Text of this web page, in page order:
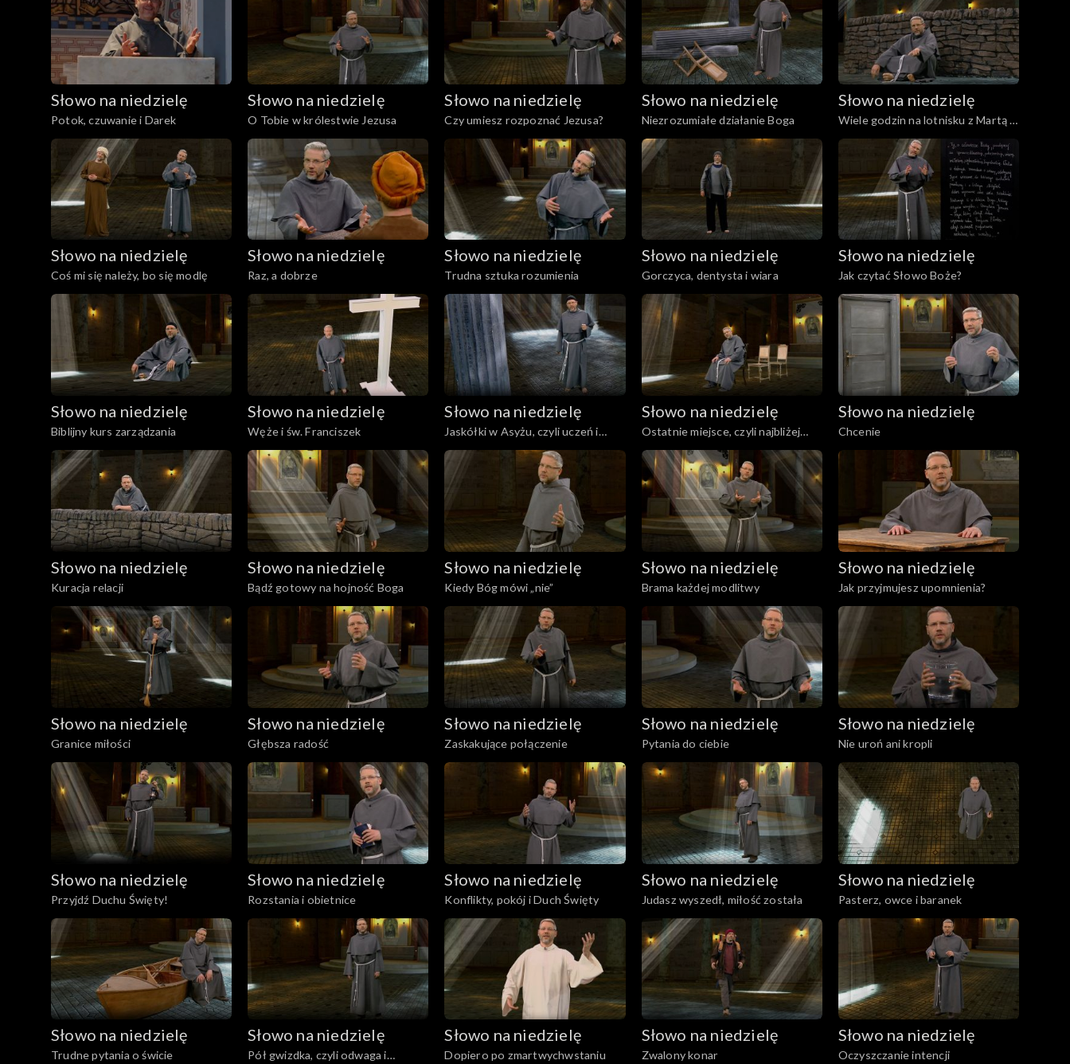
Słowo na niedzielę
Potok, czuwanie i Darek
Słowo na niedzielę
O Tobie w królestwie Jezusa
Słowo na niedzielę
Czy umiesz rozpoznać Jezusa?
Słowo na niedzielę
Niezrozumiałe działanie Boga
Słowo na niedzielę
Wiele godzin na lotnisku z Martą i
Marią
Słowo na niedzielę
Coś mi się należy, bo się modlę
Słowo na niedzielę
Raz, a dobrze
Słowo na niedzielę
Trudna sztuka rozumienia
Słowo na niedzielę
Gorczyca, dentysta i wiara
Słowo na niedzielę
Jak czytać Słowo Boże?
Słowo na niedzielę
Biblijny kurs zarządzania
Słowo na niedzielę
Węże i św. Franciszek
Słowo na niedzielę
Jaskółki w Asyżu, czyli uczeń i
krzyż
Słowo na niedzielę
Ostatnie miejsce, czyli najbliżej
Niego
Słowo na niedzielę
Chcenie
Słowo na niedzielę
Kuracja relacji
Słowo na niedzielę
Bądź gotowy na hojność Boga
Słowo na niedzielę
Kiedy Bóg mówi „nie”
Słowo na niedzielę
Brama każdej modlitwy
Słowo na niedzielę
Jak przyjmujesz upomnienia?
Słowo na niedzielę
Granice miłości
Słowo na niedzielę
Głębsza radość
Słowo na niedzielę
Zaskakujące połączenie
Słowo na niedzielę
Pytania do ciebie
Słowo na niedzielę
Nie uroń ani kropli
Słowo na niedzielę
Przyjdź Duchu Święty!
Słowo na niedzielę
Rozstania i obietnice
Słowo na niedzielę
Konflikty, pokój i Duch Święty
Słowo na niedzielę
Judasz wyszedł, miłość została
Słowo na niedzielę
Pasterz, owce i baranek
Słowo na niedzielę
Trudne pytania o świcie
Słowo na niedzielę
Pół gwizdka, czyli odwaga i
Słowo na niedzielę
Dopiero po zmartwychwstaniu
Słowo na niedzielę
Zwalony konar
Słowo na niedzielę
Oczyszczanie intencji